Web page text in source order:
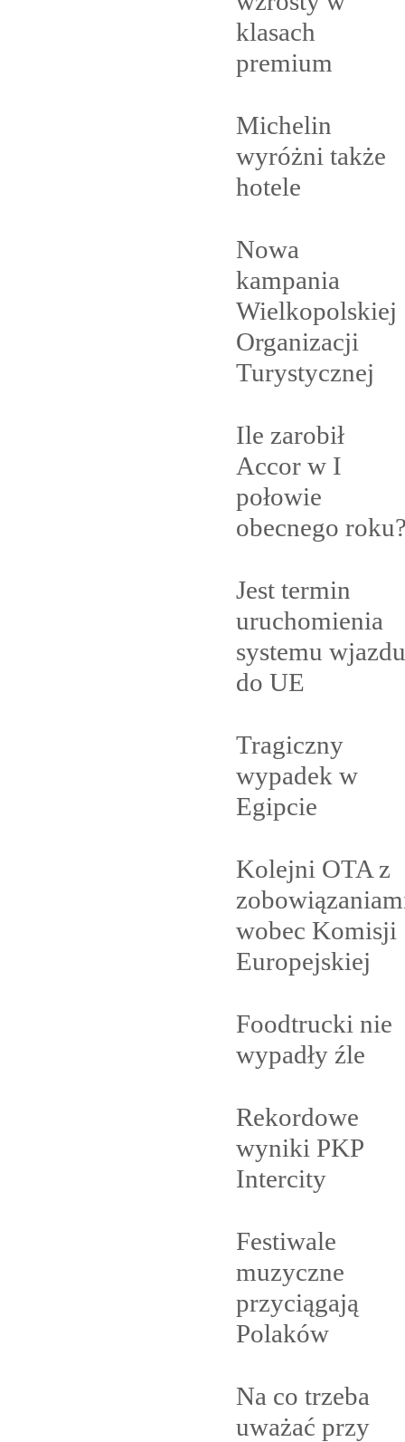
klasach
premium
Michelin
wyróżni także
hotele
Nowa
kampania
Wielkopolskiej
Organizacji
Turystycznej
Ile zarobił
Accor w I
połowie
obecnego
Jest termin
uruchomienia
systemu wjazdu
do UE
Tragiczny
wypadek w
Egipcie
Kolejni OTA z
wobec Komisji
Europejskiej
Foodtrucki nie
wypadły źle
Rekordowe
wyniki PKP
Intercity
Festiwale
muzyczne
przyciągają
Polaków
Na co trzeba
uważać przy